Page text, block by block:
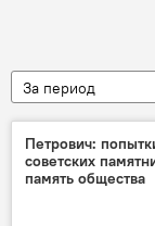
За период
Петрович:
советских
память общества